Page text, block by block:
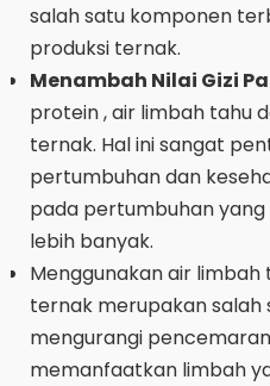
salah satu komponen
produksi ternak.
Menambah Nilai Gizi
protein , air limbah tahu
ternak. Hal ini sangat
pertumbuhan dan
pada pertumbuhan
lebih banyak.
Menggunakan air
ternak merupakan salah
mengurangi
memanfaatkan limbah